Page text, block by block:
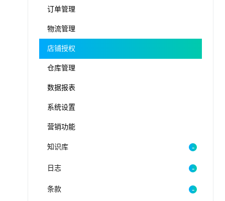
订单管理
物流管理
店铺授权
仓库管理
数据报表
系统设置
营销功能
知识库
日志
条款